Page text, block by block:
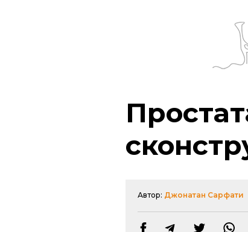
Автор: Джонатан Сарфати